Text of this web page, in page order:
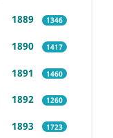
1889 1346
1890 1417
1891 1460
1892 1260
1893 1723